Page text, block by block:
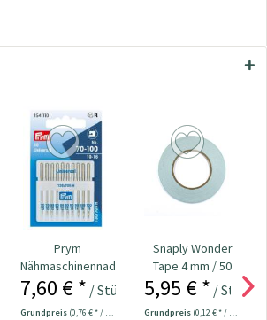
Prym
Nähmaschinennadeln
130/705
Universal...
7,60 € * / Stück
Grundpreis (0,76 € * / 1 Stück)
Snaply Wonder
Tape 4 mm / 50
Meter
5,95 € * / Stück
Grundpreis (0,12 € * / 1 Meter)